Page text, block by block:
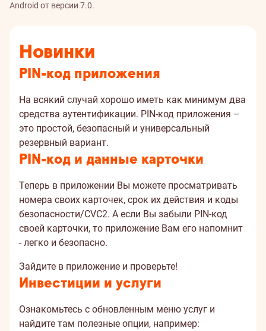
Android от версии 7.0.
Новинки
PIN-код приложения
На всякий случай хорошо иметь как минимум два
средства аутентификации. PIN-код приложения –
это простой, безопасный и универсальный
резервный вариант.
PIN-код и данные карточки
Теперь в приложении Вы можете просматривать
номера своих карточек, срок их действия и коды
безопасности/CVC2. А если Вы забыли PIN-код
своей карточки, то приложение Вам его напомнит
- легко и безопасно.
Зайдите в приложение и проверьте!
Инвестиции и услуги
Ознакомьтесь с обновленным меню услуг и
найдите там полезные опции, например: